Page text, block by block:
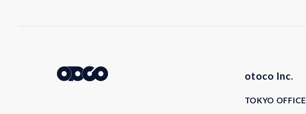
otoco Inc.
TOKYO OFFICE